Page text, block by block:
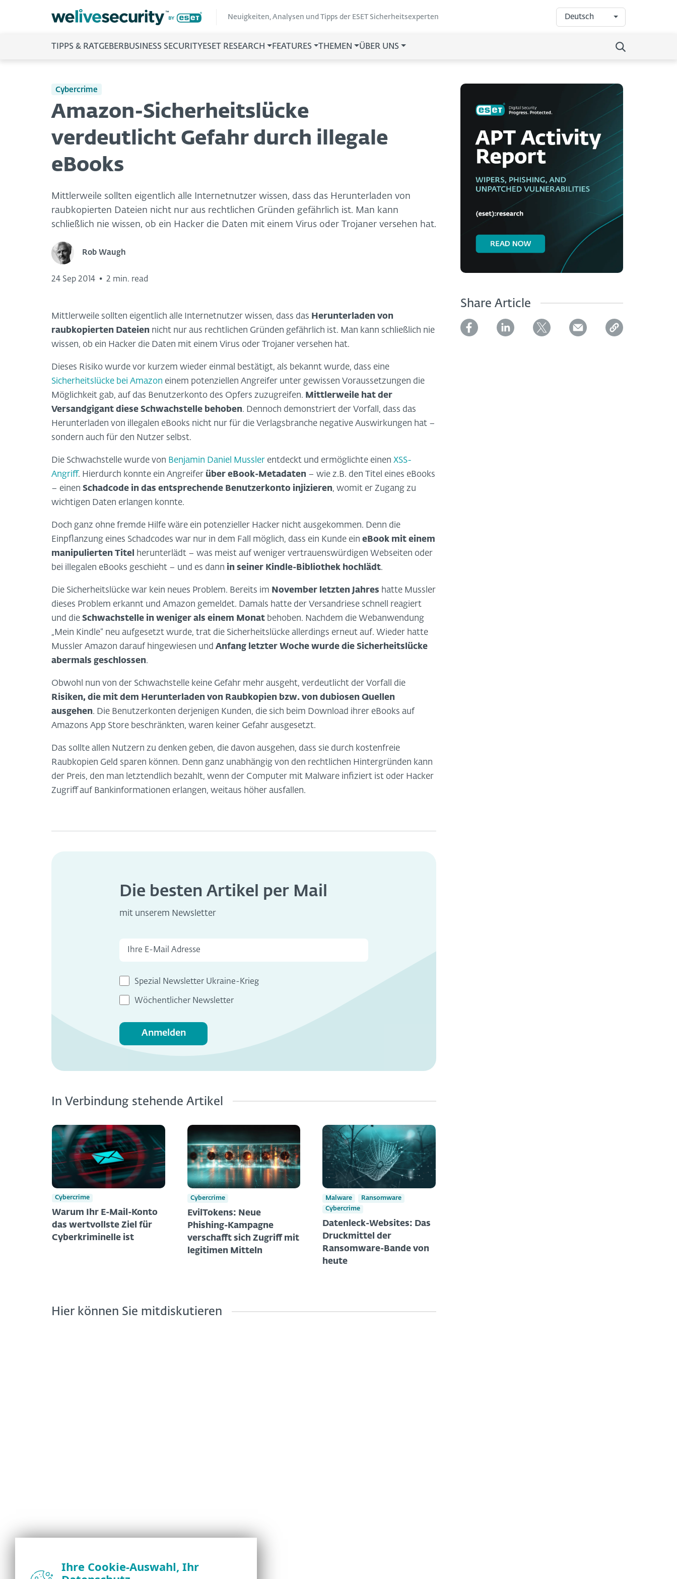
Neuigkeiten, Analysen und Tipps der ESET Sicherheitsexperten Deutsch
TIPPS & RATGEBERBUSINESS SECURITY ESET RESEARCH FEATURES THEMEN ÜBER UNS
Cybercrime
Amazon-Sicherheitslücke
verdeutlicht Gefahr durch illegale
eBooks
Mittlerweile sollten eigentlich alle Internetnutzer wissen, dass das Herunterladen von
raubkopierten Dateien nicht nur aus rechtlichen Gründen gefährlich ist. Man kann
schließlich nie wissen, ob ein Hacker die Daten mit einem Virus oder Trojaner versehen hat.
Rob Waugh
24 Sep 2014 • 2 min. read
Mittlerweile sollten eigentlich alle Internetnutzer wissen, dass das Herunterladen von
raubkopierten Dateien nicht nur aus rechtlichen Gründen gefährlich ist. Man kann schließlich nie
wissen, ob ein Hacker die Daten mit einem Virus oder Trojaner versehen hat.
Dieses Risiko wurde vor kurzem wieder einmal bestätigt, als bekannt wurde, dass eine
Sicherheitslücke bei Amazon einem potenziellen Angreifer unter gewissen Voraussetzungen die
Möglichkeit gab, auf das Benutzerkonto des Opfers zuzugreifen. Mittlerweile hat der
Versandgigant diese Schwachstelle behoben. Dennoch demonstriert der Vorfall, dass das
Herunterladen von illegalen eBooks nicht nur für die Verlagsbranche negative Auswirkungen hat –
sondern auch für den Nutzer selbst.
Die Schwachstelle wurde von Benjamin Daniel Mussler entdeckt und ermöglichte einen XSS-
Angriff. Hierdurch konnte ein Angreifer über eBook-Metadaten – wie z.B. den Titel eines eBooks
– einen Schadcode in das entsprechende Benutzerkonto injizieren, womit er Zugang zu
wichtigen Daten erlangen konnte.
Doch ganz ohne fremde Hilfe wäre ein potenzieller Hacker nicht ausgekommen. Denn die
Einpflanzung eines Schadcodes war nur in dem Fall möglich, dass ein Kunde ein eBook mit einem
manipulierten Titel
herunterlädt – was meist auf weniger vertrauenswürdigen Webseiten oder
bei illegalen eBooks geschieht – und es dann in seiner Kindle-Bibliothek hochlädt.
Die Sicherheitslücke war kein neues Problem. Bereits im November letzten Jahres hatte Mussler
dieses Problem erkannt und Amazon gemeldet. Damals hatte der Versandriese schnell reagiert
und die Schwachstelle in weniger als einem Monat behoben. Nachdem die Webanwendung
„Mein Kindle“ neu aufgesetzt wurde, trat die Sicherheitslücke allerdings erneut auf. Wieder hatte
Mussler Amazon darauf hingewiesen und Anfang letzter Woche wurde die Sicherheitslücke
abermals geschlossen.
Obwohl nun von der Schwachstelle keine Gefahr mehr ausgeht, verdeutlicht der Vorfall die
Risiken, die mit dem Herunterladen von Raubkopien bzw. von dubiosen Quellen
ausgehen. Die Benutzerkonten derjenigen Kunden, die sich beim Download ihrer eBooks auf
Amazons App Store beschränkten, waren keiner Gefahr ausgesetzt.
Das sollte allen Nutzern zu denken geben, die davon ausgehen, dass sie durch kostenfreie
Raubkopien Geld sparen können. Denn ganz unabhängig von den rechtlichen Hintergründen kann
der Preis, den man letztendlich bezahlt, wenn der Computer mit Malware infiziert ist oder Hacker
Zugriff auf Bankinformationen erlangen, weitaus höher ausfallen.
Die besten Artikel per Mail
mit unserem Newsletter
Spezial Newsletter Ukraine-Krieg
Wöchentlicher Newsletter
Anmelden
In Verbindung stehende Artikel
Cybercrime
Warum Ihr E-Mail-Konto
das wertvollste Ziel für
Cyberkriminelle ist
Cybercrime
EvilTokens: Neue
Phishing-Kampagne
verschafft sich Zugriff mit
legitimen Mitteln
Malware
Ransomware
Cybercrime
Datenleck-Websites: Das
Druckmittel der
Ransomware-Bande von
heute
Share Article
Hier können Sie mitdiskutieren
Ihre Cookie-Auswahl, Ihr